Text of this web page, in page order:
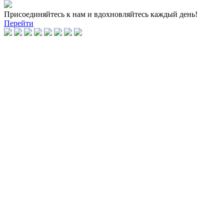
Присоединяйтесь к нам и вдохновляйтесь каждый день!
Перейти